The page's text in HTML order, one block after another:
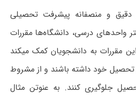
دقیق و منصفانه پیشرفت تحصیلی
واحدهای درسی، دانشگاه‌ها مقررات
مقررات به دانشجویان کمک میکند
تحصیل خود داشته باشند و از مشروط
جلوگیری کنند. به عنوتن مثال